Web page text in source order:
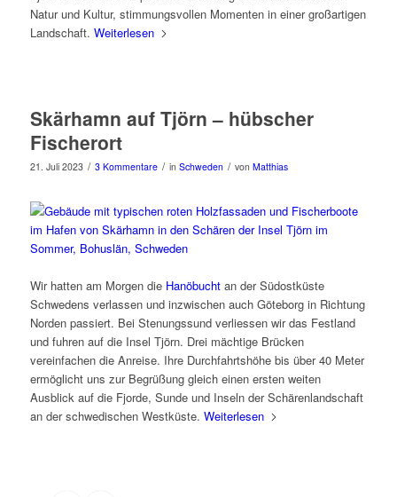
Natur und Kultur, stimmungsvollen Momenten in einer großartigen
Landschaft. Weiterlesen
Skärhamn auf Tjörn – hübscher
Fischerort
21. Juli 2023 / 3 Kommentare / in Schweden / von Matthias
Wir hatten am Morgen die Hanöbuchtan der Südostküste
Schwedens verlassen und inzwischen auch Göteborg in Richtung
Norden passiert. Bei Stenungssund verliessen wir das Festland
und fuhren auf die Insel Tjörn. Drei mächtige Brücken
vereinfachen die Anreise. Ihre Durchfahrtshöhe bis über 40 Meter
ermöglicht uns zur Begrüßung gleich einen ersten weiten
Ausblick auf die Fjorde, Sunde und Inseln der Schärenlandschaft
an der schwedischen Westküste. Weiterlesen